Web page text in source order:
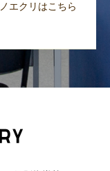
ノエクリはこちら